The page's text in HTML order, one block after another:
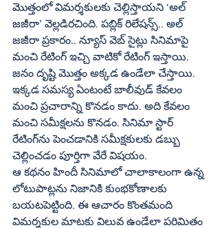
మొత్తంలో విమర్శకులకు చెల్లిస్తాయని ‘అల్‌
జజీరా’ వెల్లడిరచింది. పబ్లిక్‌ రిలేషన్స్‌.. అల్‌
జజీరా ప్రకారం.. న్యూస్‌ వెబ్‌ సైట్లు సినిమాపై
మంచి రేటింగ్‌ ఇచ్చి వాటికో రేటింగ్‌ ఇస్తాయి.
జనం దృష్టి మొత్తం అక్కడ ఉండేలా చేస్తాయి.
ఇక్కడ సమస్య ఏంటంటే బాలీవుడ్‌ కేవలం
మంచి ప్రచారాన్ని కొనడం కాదు. అది కేవలం
మంచి సమీక్షలను కొనడం. సినిమా స్టార్‌
రేటింగ్‌ను పెంచడానికి సమీక్షకులకు డబ్బు
చెల్లించడం పూర్తిగా వేరే విషయం.
ఆ కథనం హిందీ సినిమాలో చాలాకాలంగా ఉన్న
లోటుపాట్లను నిజానికి కుంభకోణాలకు
బయటపెట్టింది. ఈ ఆచారం కొంతమంది
విమర్శకుల మాటకు విలువ ఉండేలా పరిమితం